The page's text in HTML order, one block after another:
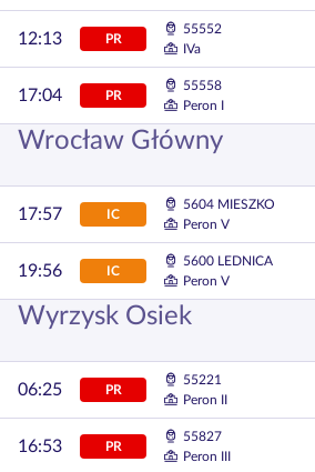
12:13 PR
55552
IVa
17:04 PR
55558
Peron I
Wrocław Główny
17:57 IC
5604 MIESZKO
Peron V
19:56 IC
5600 LEDNICA
Peron V
Wyrzysk Osiek
06:25 PR
55221
Peron II
16:53 PR
55827
Peron III